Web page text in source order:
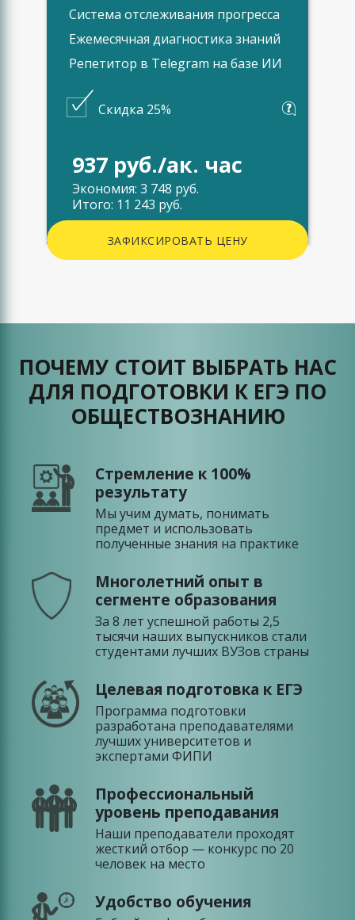
Система отслеживания прогресса
Ежемесячная диагностика знаний
Репетитор в Telegram на базе ИИ
Скидка 25%
937 руб./ак. час
Экономия: 3 748 руб.
Итого: 11 243 руб.
ЗАФИКСИРОВАТЬ ЦЕНУ
ПОЧЕМУ СТОИТ ВЫБРАТЬ НАС
ДЛЯ ПОДГОТОВКИ К ЕГЭ ПО
ОБЩЕСТВОЗНАНИЮ
Стремление к 100%
результату
Мы учим думать, понимать
предмет и использовать
полученные знания на практике
Многолетний опыт в
сегменте образования
За 8 лет успешной работы 2,5
тысячи наших выпускников стали
студентами лучших ВУЗов страны
Целевая подготовка к ЕГЭ
Программа подготовки
разработана преподавателями
лучших университетов и
экспертами ФИПИ
Профессиональный
уровень преподавания
Наши преподаватели проходят
жесткий отбор — конкурс по 20
человек на место
Удобство обучения